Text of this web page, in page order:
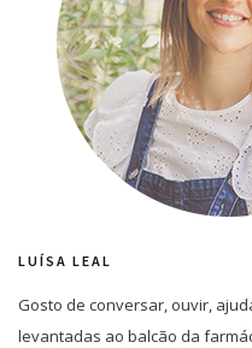
LUÍSA LEAL
Gosto de conversar, ouvir,
levantadas ao balcão da